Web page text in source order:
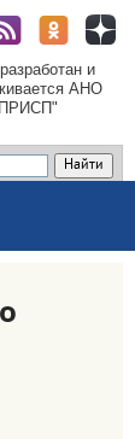
и
АНО